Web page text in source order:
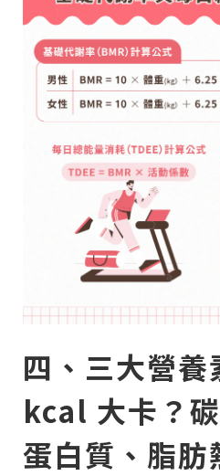
四、三大營養
kcal 大卡？
蛋白質、脂肪